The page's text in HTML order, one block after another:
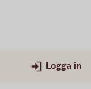
Logga in